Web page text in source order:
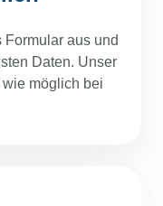
aus und
Daten. Unser
möglich bei